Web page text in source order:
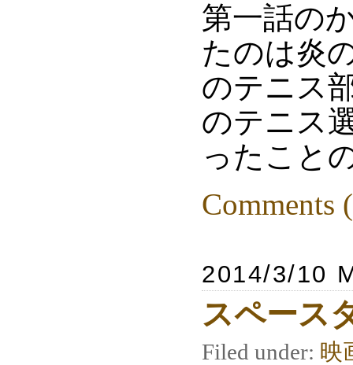
第一話の
たのは炎
のテニス
のテニス
ったこと
Comments
2014/3/10
スペース
Filed under: 映